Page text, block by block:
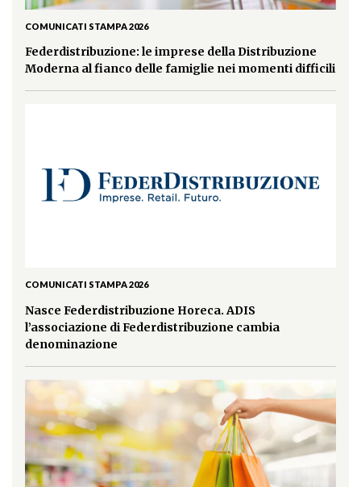
COMUNICATI STAMPA 2026
Federdistribuzione: le imprese della Distribuzione
Moderna al fianco delle famiglie nei momenti difficili
COMUNICATI STAMPA 2026
Nasce Federdistribuzione Horeca. ADIS
l’associazione di Federdistribuzione cambia
denominazione